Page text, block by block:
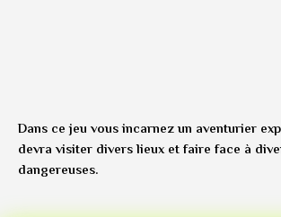
Dans ce jeu vous incarnez un aventurier
devra visiter divers lieux et faire face à
dangereuses.